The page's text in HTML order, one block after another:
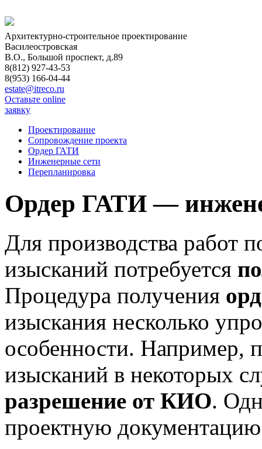
Архитектурно-строительное проектирование
Василеостровская
В.О., Большой проспект, д.89
8(812) 927-43-53
8(953) 166-04-44
estate@itreco.ru
Оставьте online
заявку
Проектирование
Сопровождение проекта
Ордер ГАТИ
Инженерные сети
Перепланировка
Ордер ГАТИ —
Для производства работ
изысканий потребуется
Процедура получения
изыскания несколько
особенности. Например,
изысканий в некоторых
разрешение от КИО.
проектную